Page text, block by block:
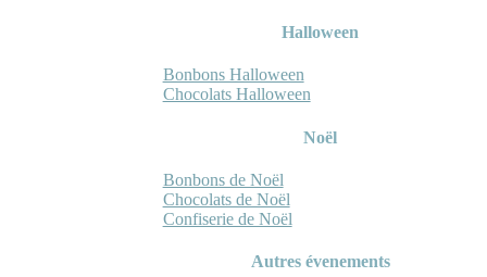
Halloween
Bonbons Halloween
Chocolats Halloween
Noël
Bonbons de Noël
Chocolats de Noël
Confiserie de Noël
Autres évenements